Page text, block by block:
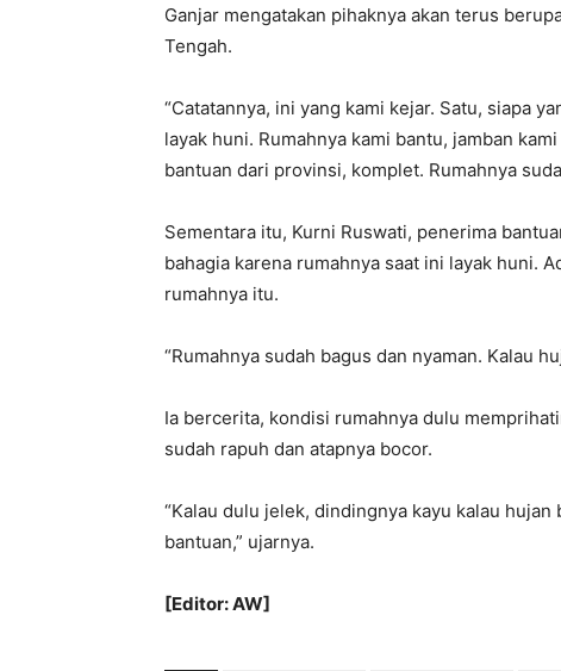
Ganjar mengatakan pihaknya akan terus
Tengah.
“Catatannya, ini yang kami kejar. Satu, siapa
layak huni. Rumahnya kami bantu, jamban
bantuan dari provinsi, komplet. Rumahnya
Sementara itu, Kurni Ruswati, penerima
bahagia karena rumahnya saat ini layak huni.
rumahnya itu.
“Rumahnya sudah bagus dan nyaman. Kalau
Ia bercerita, kondisi rumahnya dulu
sudah rapuh dan atapnya bocor.
“Kalau dulu jelek, dindingnya kayu kalau
bantuan,” ujarnya.
[Editor: AW]